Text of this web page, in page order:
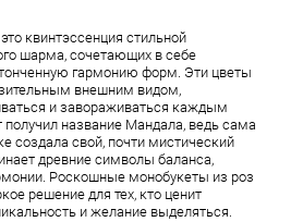
квинтэссенция стильной
шарма, сочетающих в себе
гармонию форм. Эти цветы
внешним видом,
и завораживаться каждым
получил название Мандала, ведь сама
создала свой, почти мистический
древние символы баланса,
Роскошные монобукеты из роз
решение для тех, кто ценит
и желание выделяться.